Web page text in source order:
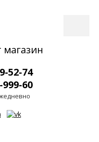
52-74
999-60